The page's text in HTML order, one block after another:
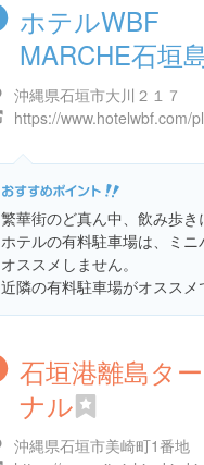
ホテルWBF
MARCHE石垣
沖縄県石垣市大川２１７
繁華街のど真ん中、飲み歩き
ホテルの有料駐車場は、ミ
オススメしません。
近隣の有料駐車場がオススメ
石垣港離島ター
ナル
沖縄県石垣市美崎町1番地